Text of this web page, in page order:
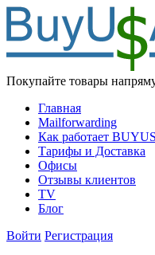
Покупайте товары
Главная
Mailforwarding
Как работает
Тарифы и Доставка
Офисы
Отзывы клиентов
TV
Блог
Войти Регистрация